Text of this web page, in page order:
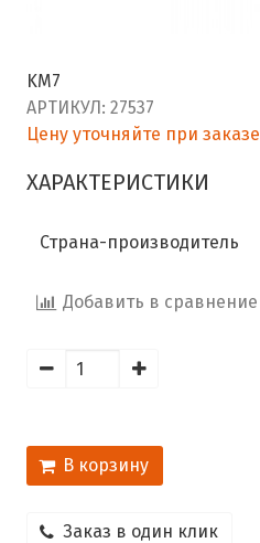
KM7
АРТИКУЛ: 27537
Цену уточняйте при заказе
ХАРАКТЕРИСТИКИ
Страна-производитель
Добавить в сравнение
В корзину
Заказ в один клик